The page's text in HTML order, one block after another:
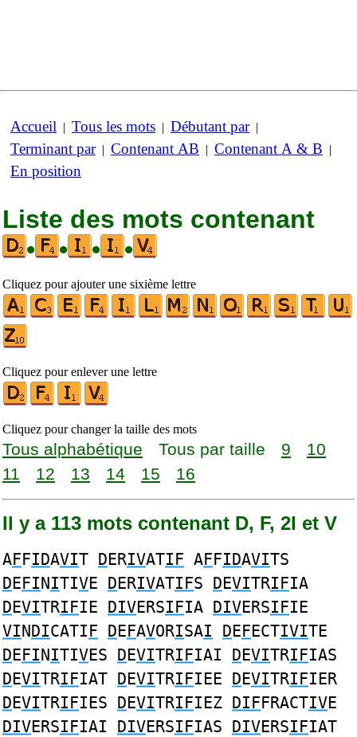
Accueil | Tous les mots | Débutant par|
Terminant par| Contenant AB | Contenant A & B |
En position
Liste des mots contenant
•
• • •
Cliquez pour ajouter une sixième lettre
Cliquez pour enlever une lettre
Cliquez pour changer la taille des mots
Tous alphabétique Tous par taille 9
10
11
12 13 14 15 16
Il y a 113 mots contenant D, F, 2I et V
AFFIDAVIT DERIVATIF AFFIDAVITS
DEFINITIVE DERIVATIFS DEVITRIFIA
DEVITRIFIE DIVERSIFIA DIVERSIFIE
VINDICATIF DEFAVORISAI DEFECTIVITE
DEFINITIVES DEVITRIFIAI DEVITRIFIAS
DEVITRIFIAT DEVITRIFIEE DEVITRIFIER
DEVITRIFIES DEVITRIFIEZ DIFFRACTIVE
DIVERSIFIAI DIVERSIFIAS DIVERSIFIAT